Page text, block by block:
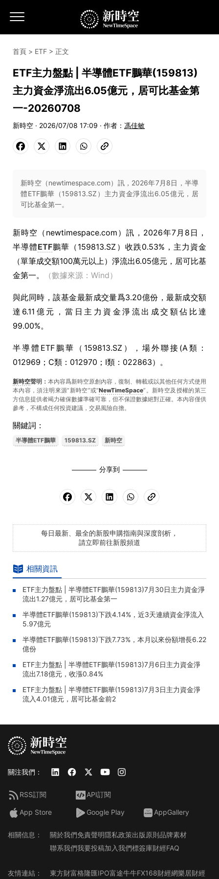
首頁 > ETF > 正文
ETF主力盤點 | 半導體ETF鵬華(159813)
主力資金淨流出6.05億元，居可比基金第
一-20260708
新時空 · 2026/07/08 17:09 · 作者： 馮佳敏
新時空（newtimespace.com）訊，2026年7月8日，半導
體ETF鵬華（159813.SZ）主力資金淨流出6.05億元，居
可比基金第一。
新時空（ newtimespace.com ）訊， 2026年7月8日，
半導體ETF鵬華（159813.SZ）收跌0.53%，主力資金
（單筆成交額100萬元以上）淨流出6.05億元，居可比基
金第一。
（數據來源：Wind）
與此同時，該基金最新成交量爲3.20億份，最新成交額
達6.11億元，當日主力資金淨流出成交額佔比達
99.00%。
半導體ETF鵬華（159813.SZ），場外聯接(A類：
012969；C類：012970；I類：022863）。
新時空聲明： 本內容爲新時空原創內容，復制、轉載或以其他任何方式使用
本內容，須注明來源“新時空”或“NewTimeSpace”。新時空及授權的第三
方信息提供者竭力確保數據準確可靠，但不保證數據絕對正確。本內容僅供
參考，不構成任何投資建議，交易風險自擔。
關鍵詞：
半導體ETF鵬華 159813.SZ 新時空
分享到
每日最新、最全的新股申購指南與深度剖析，
請立即前往新股頻道
相關資訊
ETF主力盤點 | 半導體ETF鵬華(159813)7月30日主力資金淨
流出1.27億元，居可比基金第一
半導體ETF鵬華(159813)下跌4.14%，近3天連續資金淨流入
5.97億元
半導體ETF鵬華(159813)下跌7.73%，本月以來份額增長6.22
億份
ETF主力盤點 | 半導體ETF鵬華(159813)7月6日主力資金淨
流出7.18億元，收漲0.84%
ETF主力盤點 | 半導體ETF鵬華(159813)7月3日主力資金淨
流入4.01億元，居可比基金前2
關注我們：
RSS訂閱 API訂閱
App Store Google Play AppGallery
相關信息： 關於我們免責聲明隱私政策出版原則品牌素材
聯系我們我要投稿加入我們標簽庫財經FAQ
友情連結： 東方財富格隆匯IPO富途牛牛FX168財經網樂居財經